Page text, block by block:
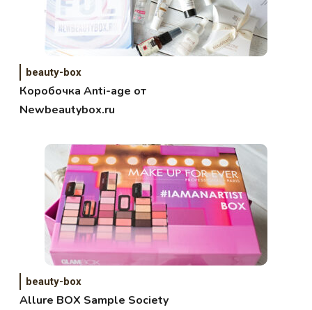
beauty-box
Коробочка Anti-age от
Newbeautybox.ru
beauty-box
Allure BOX Sample Society